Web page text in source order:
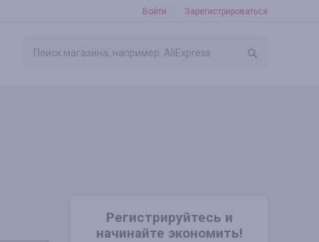
Войти Зарегистрироваться
Регистрируйтесь и
начинайте экономить!